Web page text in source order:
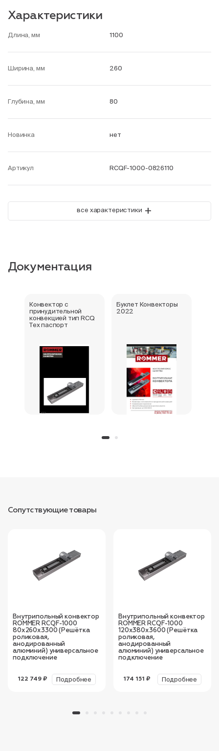
Характеристики
Длина, мм 1100
Ширина, мм 260
Глубина, мм 80
Новинка нет
Артикул RCQF-1000-0826110
все характеристики +
Документация
Конвектор с
принудительной
конвекцией тип RCQ
Тех паспорт
Буклет Конвекторы
2022
Сопутствующие товары
Внутрипольный конвектор
ROMMER RCQF-1000
80х260х3300 (Решётка
роликовая,
анодированный
алюминий) универсальное
подключение
122 749 ₽ Подробнее
Внутрипольный конвектор
ROMMER RCQF-1000
120х380х3600 (Решётка
роликовая,
анодированный
алюминий) универсальное
подключение
174 151 ₽ Подробнее